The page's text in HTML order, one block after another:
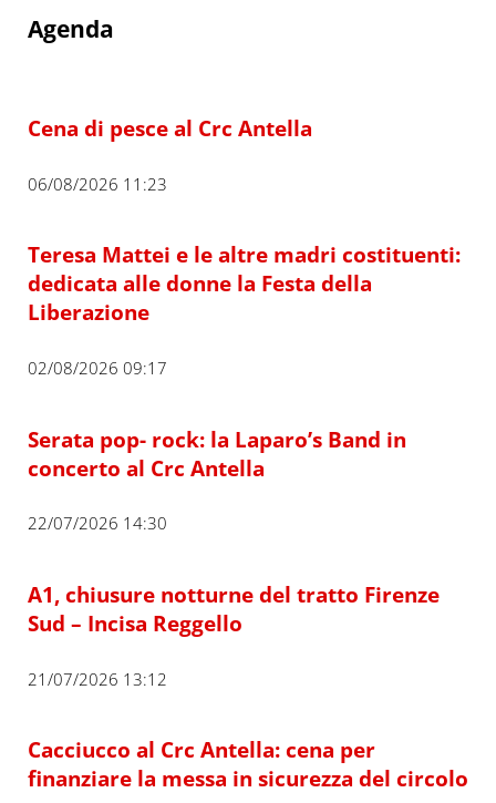
Agenda
Cena di pesce al Crc Antella
06/08/2026 11:23
Teresa Mattei e le altre madri costituenti:
dedicata alle donne la Festa della
Liberazione
02/08/2026 09:17
Serata pop- rock: la Laparo’s Band in
concerto al Crc Antella
22/07/2026 14:30
A1, chiusure notturne del tratto Firenze
Sud – Incisa Reggello
21/07/2026 13:12
Cacciucco al Crc Antella: cena per
finanziare la messa in sicurezza del circolo